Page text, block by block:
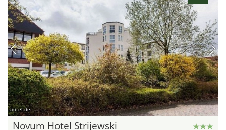
hotel.de
Novum Hotel Strijewski